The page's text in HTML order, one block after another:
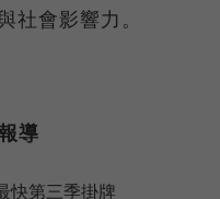
社會影響力。
導
第三季掛牌